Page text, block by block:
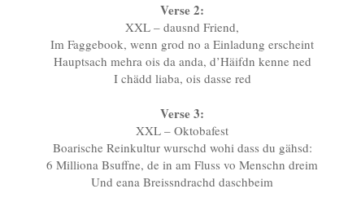
Verse 2:
XXL – dausnd Friend,
Im Faggebook, wenn grod no a Einladung erscheint
Hauptsach mehra ois da anda, d’Häifdn kenne ned
I chädd liaba, ois dasse red
Verse 3:
XXL – Oktobafest
Boarische Reinkultur wurschd wohi dass du gähsd:
6 Milliona Bsuffne, de in am Fluss vo Menschn dreim
Und eana Breissndrachd daschbeim